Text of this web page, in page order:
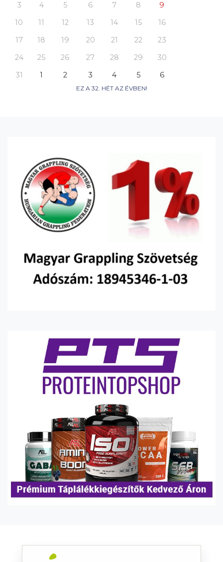
3
4 5 6 7 8
9
10
11 12 13 14 15
16
17
18 19 20 21 22
23
24
25 26 27 28 29
30
31
1 2 3 4 5 6
EZ A 32. HÉT AZ ÉVBEN!